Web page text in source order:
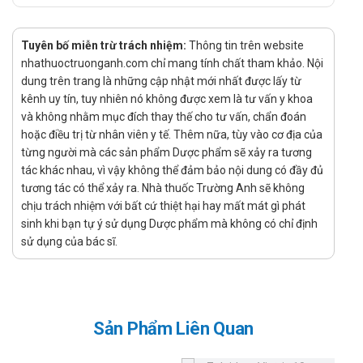
Quên liều:
Dùng liều đó ngay khi nhớ ra. Nếu gần đến giờ uống liều
kế tiếp, hãy bỏ qua liều quên. Tuyệt đối, không uống
gấp đôi liều để bù.
Những cơn đau nửa đầu giảm mạnh, đồng thời trong người không
còn thấy khó chịu với tình trạng buồn nôn, nhạy cảm với ánh sáng
hoặc âm thanh sau 2 giờ kể từ khi uống Eletriptan Mylan 40mg
của Ấn Độ.
Chống chỉ định của Eletriptan Mylan
40mg
Đối tượng có tiền sử dị ứng với bất cứ thành phần nào của
thuốc.
Có vấn đề về tim (chẳng hạn như đau tim, đau thắt ngực,
Tuyên bố miễn trừ trách nhiệm: Thông tin trên website
nhathuoctruonganh.com chỉ mang tính chất tham khảo. Nội
dung trên trang là những cập nhật mới nhất được lấy từ
kênh uy tín, tuy nhiên nó không được xem là tư vấn y khoa
và không nhằm mục đích thay thế cho tư vấn, chẩn đoán
hoặc điều trị từ nhân viên y tế. Thêm nữa, tùy vào cơ địa của
từng người mà các sản phẩm Dược phẩm sẽ xảy ra tương
tác khác nhau, vì vậy không thể đảm bảo nội dung có đầy đủ
tương tác có thể xảy ra. Nhà thuốc Trường Anh sẽ không
chịu trách nhiệm với bất cứ thiệt hại hay mất mát gì phát
sinh khi bạn tự ý sử dụng Dược phẩm mà không có chỉ định
sử dụng của bác sĩ.
Sản Phẩm Liên Quan